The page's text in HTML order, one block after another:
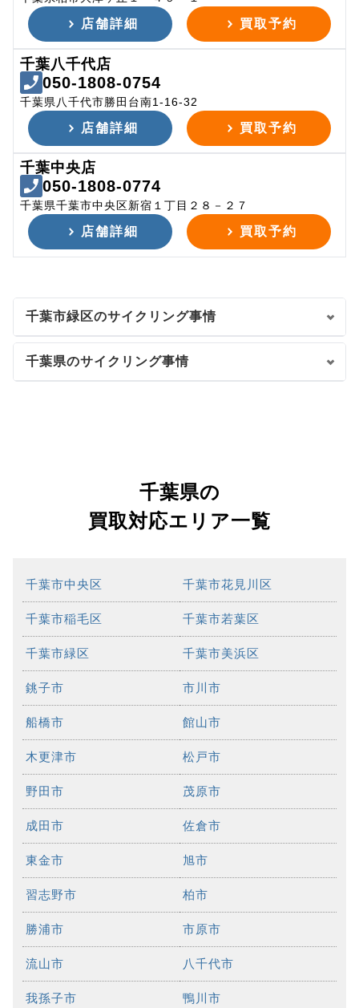
店舗詳細 買取予約
千葉八千代店
050-1808-0754
千葉県八千代市勝田台南1-16-32
店舗詳細 買取予約
千葉中央店
050-1808-0774
千葉県千葉市中央区新宿１丁目２８－２７
店舗詳細 買取予約
千葉市緑区のサイクリング事情
千葉県のサイクリング事情
千葉県の
買取対応エリア一覧
千葉市中央区 千葉市花見川区
千葉市稲毛区 千葉市若葉区
千葉市緑区 千葉市美浜区
銚子市 市川市
船橋市 館山市
木更津市 松戸市
野田市 茂原市
成田市 佐倉市
東金市 旭市
習志野市 柏市
勝浦市 市原市
流山市 八千代市
我孫子市 鴨川市